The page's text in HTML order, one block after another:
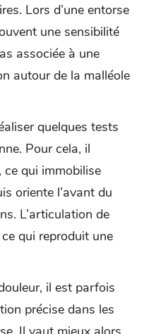
Lors d’une entorse
une sensibilité
associée à une
autour de la malléole
quelques tests
Pour cela, il
qui immobilise
oriente l’avant du
L’articulation de
qui reproduit une
il est parfois
précise dans les